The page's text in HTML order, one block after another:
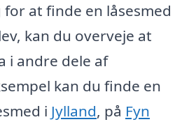
at finde en låsesmed
kan du overveje at
i andre dele af
kan du finde en
i Jylland, på Fyn